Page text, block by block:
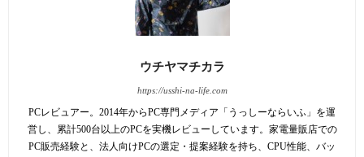
ウチヤマチカラ
https://usshi-na-life.com
PCレビュアー。2014年からPC専門メディア「うっしーならいふ」を運
営し、累計500台以上のPCを実機レビューしています。家電量販店での
PC販売経験と、法人向けPCの選定・提案経験を持ち、CPU性能、バッ